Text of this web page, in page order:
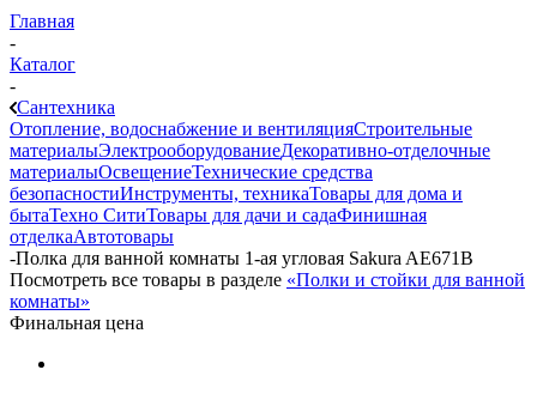
Главная
-
Каталог
-
Сантехника
Отопление, водоснабжение и вентиляцияСтроительные
материалыЭлектрооборудованиеДекоративно-отделочные
материалыОсвещениеТехнические средства
безопасностиИнструменты, техникаТовары для дома и
бытаТехно СитиТовары для дачи и садаФинишная
отделкаАвтотовары
-Полка для ванной комнаты 1-ая угловая Sakura AE671В
Посмотреть все товары в разделе «Полки и стойки для ванной
комнаты»
Финальная цена